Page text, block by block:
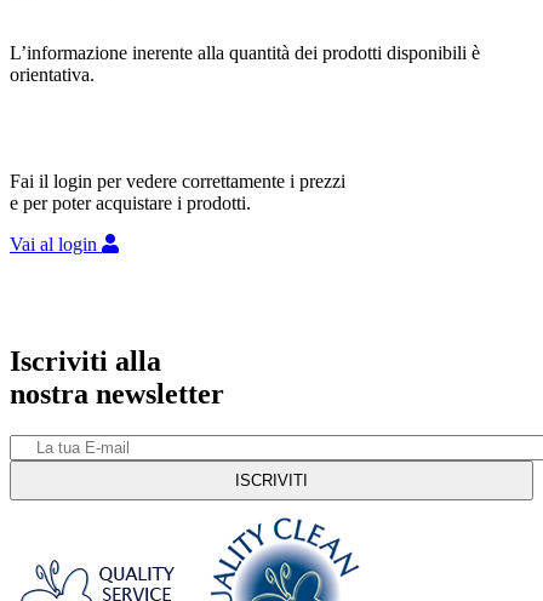
L’informazione inerente alla quantità dei prodotti disponibili è
orientativa.
Fai il login per vedere correttamente i prezzi
e per poter acquistare i prodotti.
Vai al login
Iscriviti alla
nostra newsletter